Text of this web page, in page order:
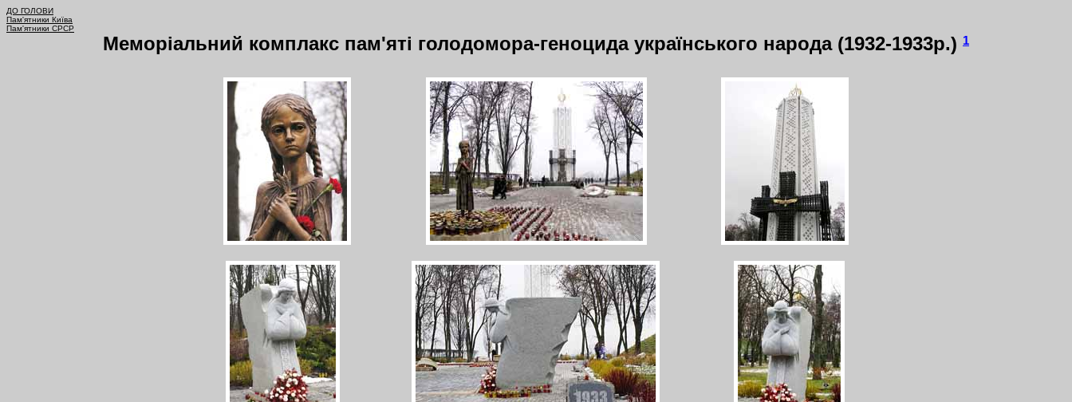
ДО ГОЛОВИ
Пам'ятники Київа
Пам'ятники СРСР
Меморіальний комплакс пам'яті голодомора-геноцида українського народа (1932-1933р.) 1